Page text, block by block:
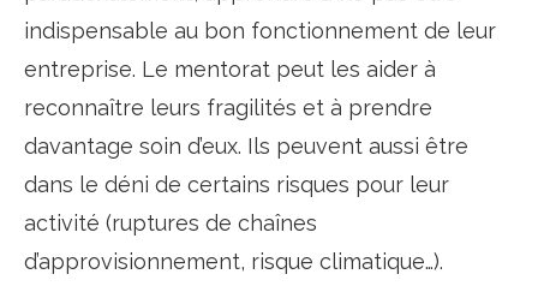
indispensable au bon fonctionnement de leur
entreprise. Le mentorat peut les aider à
reconnaître leurs fragilités et à prendre
davantage soin d’eux. Ils peuvent aussi être
dans le déni de certains risques pour leur
activité (ruptures de chaînes
d’approvisionnement, risque climatique…).